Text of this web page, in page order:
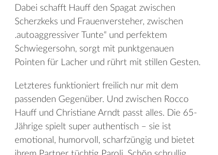
Dabei schafft Hauff den Spagat zwischen
Scherzkeks und Frauenversteher, zwischen
.autoaggressiver Tunte“ und perfektem
Schwiegersohn, sorgt mit punktgenauen
Pointen für Lacher und rührt mit stillen Gesten.
Letzteres funktioniert freilich nur mit dem
passenden Gegenüber. Und zwischen Rocco
Hauff und Christiane Arndt passt alles. Die 65-
Jährige spielt super authentisch – sie ist
emotional, humorvoll, scharfzüngig und bietet